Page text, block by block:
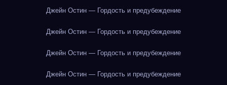
Джейн Остин — Гордость и предубеждение
Джейн Остин — Гордость и предубеждение
Джейн Остин — Гордость и предубеждение
Джейн Остин — Гордость и предубеждение